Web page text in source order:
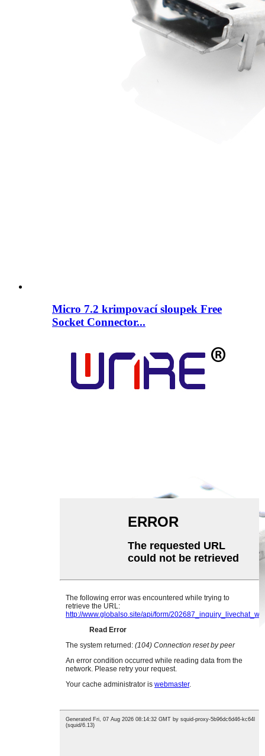
Micro 7.2 krimpovací sloupek Free
Socket Connector...